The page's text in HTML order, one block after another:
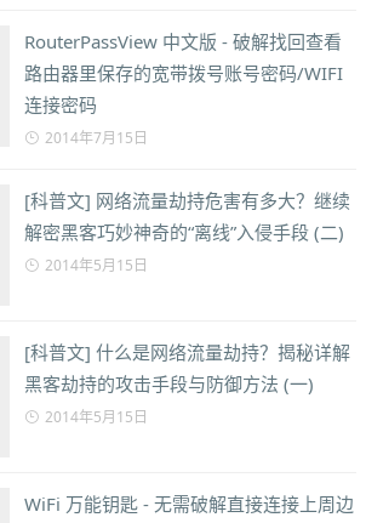
RouterPassView 中文版 - 破解找回查看
路由器里保存的宽带拨号账号密码/WIFI
连接密码
2014年7月15日
[科普文] 网络流量劫持危害有多大？继续
解密黑客巧妙神奇的“离线”入侵手段 (二)
2014年5月15日
[科普文] 什么是网络流量劫持？揭秘详解
黑客劫持的攻击手段与防御方法 (一)
2014年5月15日
WiFi 万能钥匙 - 无需破解直接连接上周边